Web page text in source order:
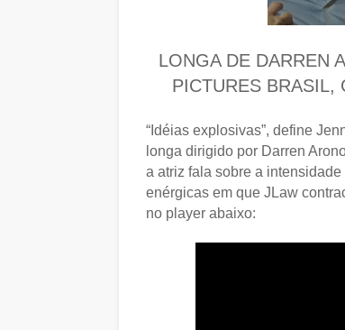
LONGA DE DARREN
PICTURES BRASIL,
“Idéias explosivas”, define
longa dirigido por Darren
a atriz fala sobre a
enérgicas em que JLaw
no player abaixo: